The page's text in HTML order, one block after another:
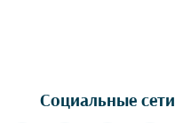
Социальные сети